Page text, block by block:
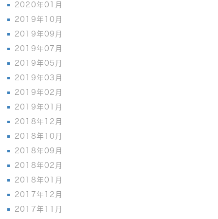
2020年01月
2019年10月
2019年09月
2019年07月
2019年05月
2019年03月
2019年02月
2019年01月
2018年12月
2018年10月
2018年09月
2018年02月
2018年01月
2017年12月
2017年11月